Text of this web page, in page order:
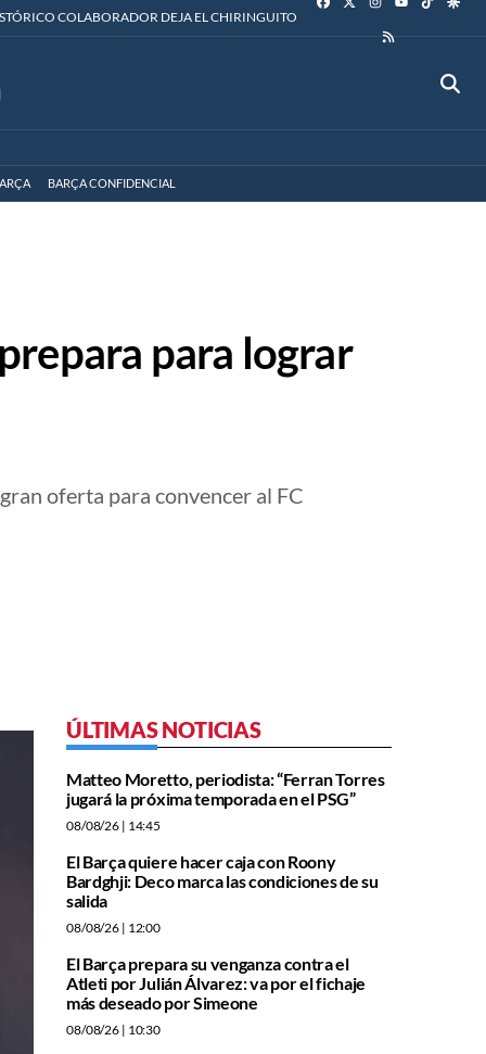
COLABORADOR DEJA EL CHIRINGUITO
BARÇA CONFIDENCIAL
para lograr
oferta para convencer al FC
ÚLTIMAS NOTICIAS
Matteo Moretto, periodista: “Ferran Torres
jugará la próxima temporada en el PSG”
08/08/26 | 14:45
El Barça quiere hacer caja con Roony
Bardghji: Deco marca las condiciones de su
salida
08/08/26 | 12:00
El Barça prepara su venganza contra el
Atleti por Julián Álvarez: va por el fichaje
más deseado por Simeone
08/08/26 | 10:30